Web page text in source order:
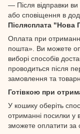
— Після відправки
або сповіщення в
Післясплата "Нова
Оплата при
пошта». Ви можете
виборі способів
проводиться після
замовлення та
Готівкою при
У кошику оберіть
отриманні посилки у
зможете оплатити за